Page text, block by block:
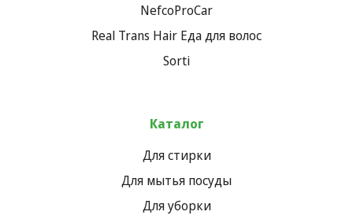
NefcoProCar
Real Trans Hair Еда для волос
Sorti
Каталог
Для стирки
Для мытья посуды
Для уборки